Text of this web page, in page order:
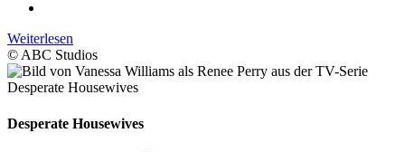
Weiterlesen
© ABC Studios
Desperate Housewives